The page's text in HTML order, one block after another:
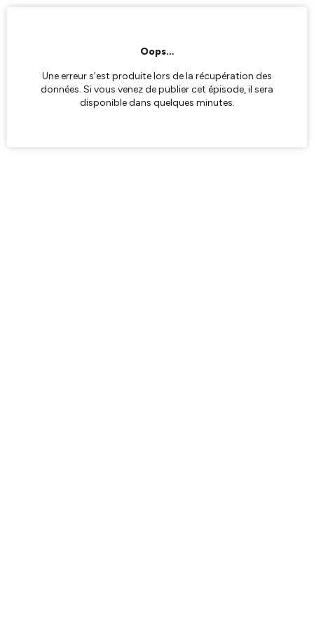
Oops…
Une erreur s’est produite lors de la récupération des
données. Si vous venez de publier cet épisode, il sera
disponible dans quelques minutes.